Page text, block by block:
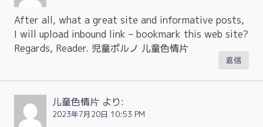
After all, what a great site and informative posts,
I will upload inbound link – bookmark this web site?
Regards, Reader. 児童ポルノ 儿童色情片
返信
儿童色情片 より:
2023年7月20日 10:53 PM